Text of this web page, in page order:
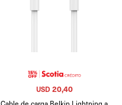
USD 20,40